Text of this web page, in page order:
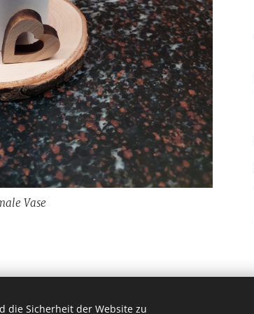
Vase
Vase
Vase
Vase
die Sicherheit der Website zu